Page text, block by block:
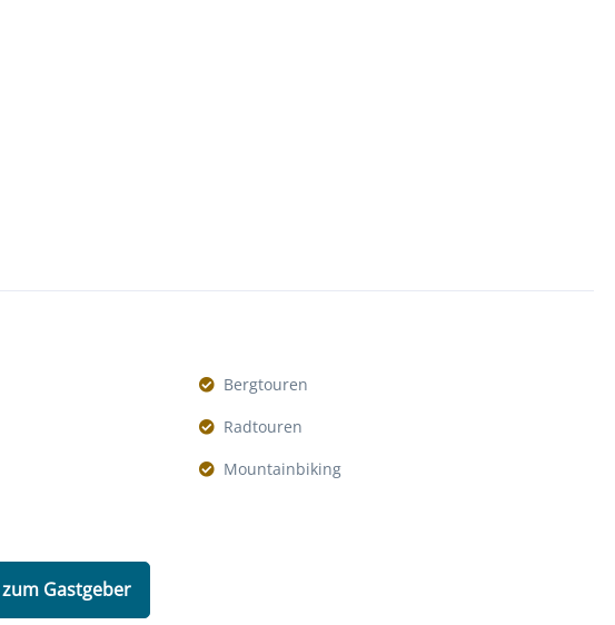
Bergtouren
Radtouren
Mountainbiking
Gastgeber